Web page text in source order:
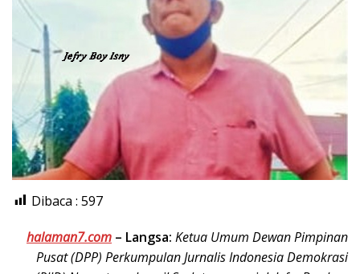
Dibaca : 597
halaman7.com – Langsa: Ketua Umum Dewan Pimpinan
Pusat (DPP) Perkumpulan Jurnalis Indonesia Demokrasi